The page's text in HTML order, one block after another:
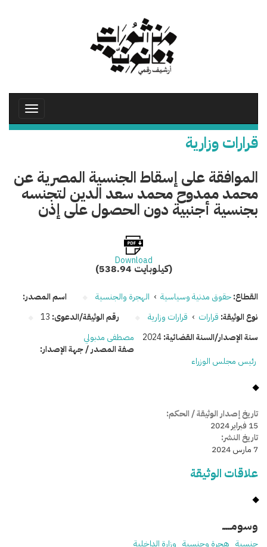
Toggle
قرارات وزارية
الموافقة على إسقاط الجنسية المصرية عن
محمد ممدوح محمد سعد الدين لتجنسه
بجنسية أجنبية دون الحصول على إذن
Download
(538.94 كيلوبايت)
القطاع:حقوق مدنية وسياسية › الهجرة والجنسية
نوع الوثيقة: قرارات › قرارات وزارية رقم الوثيقة/الدعوى: 13
سنة الإصدار/السنة القضائية:2024
اسم المصدر:
مصطفى مدبولي
صفة المصدر / جهة الإصدار:
رئيس مجلس الوزراء
تاريخ إصدار الوثيقة / الحكم:
15 فبراير 2024
تاريخ النشر:
7 مارس 2024
علاقات الوثيقة
وسومـــــ
جنسية هجرة وجنسية وزارة الداخلية